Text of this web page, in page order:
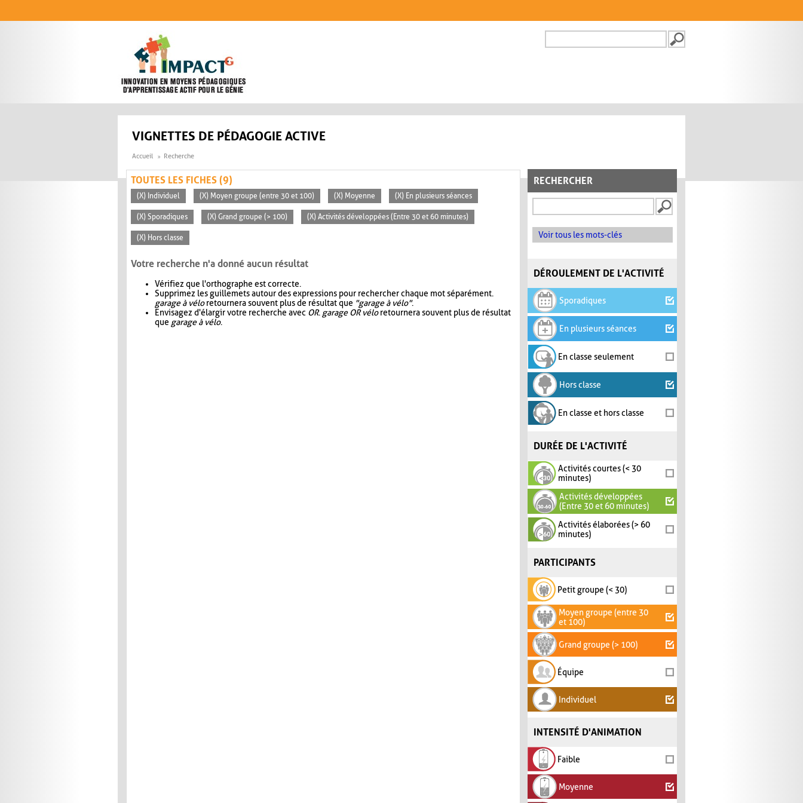
FORMULAIRE DE
VIGNETTES DE PÉDAGOGIE ACTIVE
Accueil Recherche
RECHERCHER
Voir tous les mots-clés
DÉROULEMENT DE L'ACTIVITÉ
Sporadiques
En plusieurs séances
En classe seulement
Hors classe
En classe et hors classe
DURÉE DE L'ACTIVITÉ
Activités courtes (< 30
minutes)
Activités développées
(Entre 30 et 60 minutes)
Activités élaborées (> 60
minutes)
PARTICIPANTS
Petit groupe (< 30)
Moyen groupe (entre 30
et 100)
Grand groupe (> 100)
Équipe
Individuel
INTENSITÉ D'ANIMATION
Faible
Moyenne
TOUTES LES FICHES (9)
(X) Individuel (X) Moyen groupe (entre 30 et 100) (X) Moyenne (X) En plusieurs séances
(X) Sporadiques (X) Grand groupe (> 100) (X) Activités développées (Entre 30 et 60 minutes)
(X) Hors classe
Votre recherche n'a donné aucun résultat
Vérifiez que l'orthographe est correcte.
Supprimez les guillemets autour des expressions pour rechercher chaque mot séparément.
garage à véloretournera souvent plus de résultat que "garage à vélo".
Envisagez d'élargir votre recherche avec OR. garage OR véloretournera souvent plus de résultat
que garage à vélo.